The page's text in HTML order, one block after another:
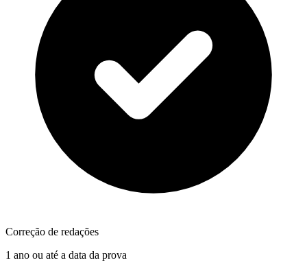
Correção de redações
1 ano ou até a data da prova